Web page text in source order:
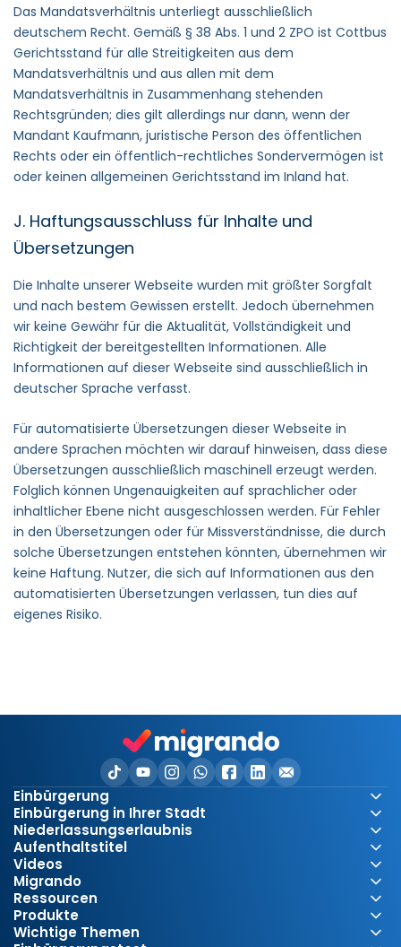
Das Mandatsverhältnis unterliegt ausschließlich
deutschem Recht. Gemäß § 38 Abs. 1 und 2 ZPO ist Cottbus
Gerichtsstand für alle Streitigkeiten aus dem
Mandatsverhältnis und aus allen mit dem
Mandatsverhältnis in Zusammenhang stehenden
Rechtsgründen; dies gilt allerdings nur dann, wenn der
Mandant Kaufmann, juristische Person des öffentlichen
Rechts oder ein öffentlich-rechtliches Sondervermögen ist
oder keinen allgemeinen Gerichtsstand im Inland hat.
J. Haftungsausschluss für Inhalte und
Übersetzungen
Die Inhalte unserer Webseite wurden mit größter Sorgfalt
und nach bestem Gewissen erstellt. Jedoch übernehmen
wir keine Gewähr für die Aktualität, Vollständigkeit und
Richtigkeit der bereitgestellten Informationen. Alle
Informationen auf dieser Webseite sind ausschließlich in
deutscher Sprache verfasst.
Für automatisierte Übersetzungen dieser Webseite in
andere Sprachen möchten wir darauf hinweisen, dass diese
Übersetzungen ausschließlich maschinell erzeugt werden.
Folglich können Ungenauigkeiten auf sprachlicher oder
inhaltlicher Ebene nicht ausgeschlossen werden. Für Fehler
in den Übersetzungen oder für Missverständnisse, die durch
solche Übersetzungen entstehen könnten, übernehmen wir
keine Haftung. Nutzer, die sich auf Informationen aus den
automatisierten Übersetzungen verlassen, tun dies auf
eigenes Risiko.
Einbürgerung
Einbürgerung in Ihrer Stadt
Niederlassungserlaubnis
Aufenthaltstitel
Videos
Migrando
Ressourcen
Produkte
Wichtige Themen